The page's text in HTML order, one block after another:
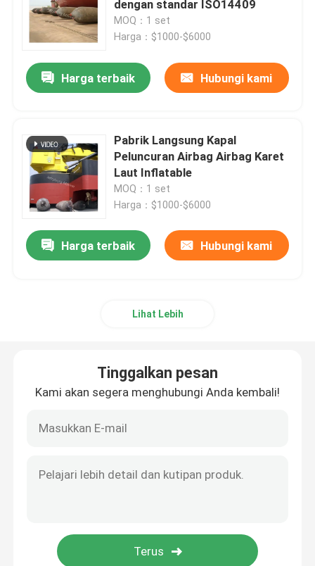
Mooring Pelampung
Rantai Jangkar Laut
Boom Pengendalian tumpahan minyak
dengan standar ISO14409
MOQ：1 set
Harga：$1000-$6000
Harga terbaik Hubungi kami
Pabrik Langsung Kapal
Peluncuran Airbag Airbag Karet
Laut Inflatable
MOQ：1 set
Harga：$1000-$6000
Harga terbaik Hubungi kami
Lihat Lebih
Tinggalkan pesan
Kami akan segera menghubungi Anda kembali!